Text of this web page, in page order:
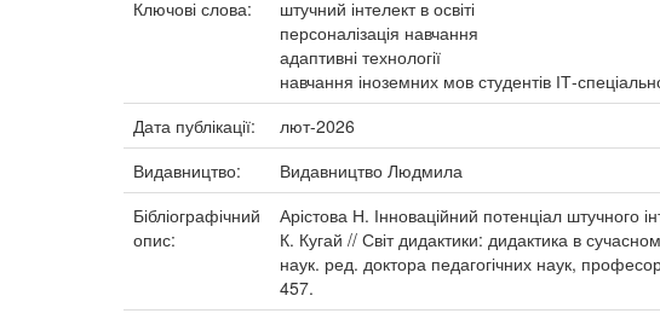
Ключові слова:
штучний інтелект в освіті
персоналізація навчання
адаптивні технології
навчання іноземних мов студентів ІТ-
Дата публікації:
лют-2026
Видавництво:
Видавництво Людмила
Бібліографічний
опис:
Арістова Н. Інноваційний потенціал штучного
К. Кугай // Світ дидактики: дидактика в
наук. ред. доктора педагогічних наук,
457.